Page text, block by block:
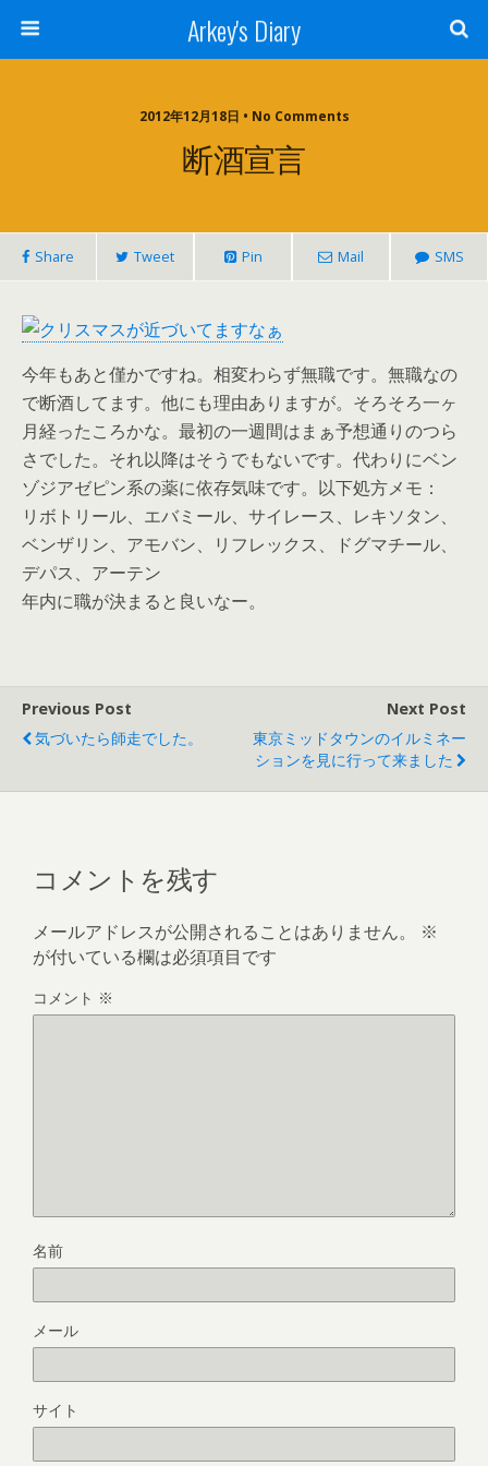
Arkey's Diary
2012年12月18日 • No Comments
断酒宣言
Share Tweet Pin Mail SMS
今年もあと僅かですね。相変わらず無職です。無職なの
で断酒してます。他にも理由ありますが。そろそろ一ヶ
月経ったころかな。最初の一週間はまぁ予想通りのつら
さでした。それ以降はそうでもないです。代わりにベン
ゾジアゼピン系の薬に依存気味です。以下処方メモ：
リボトリール、エバミール、サイレース、レキソタン、
ベンザリン、アモバン、リフレックス、ドグマチール、
デパス、アーテン
年内に職が決まると良いなー。
Previous Post
気づいたら師走でした。
Next Post
東京ミッドタウンのイルミネー
ションを見に行って来ました
コメントを残す
メールアドレスが公開されることはありません。
※
が付いている欄は必須項目です
コメント ※
名前
メール
サイト